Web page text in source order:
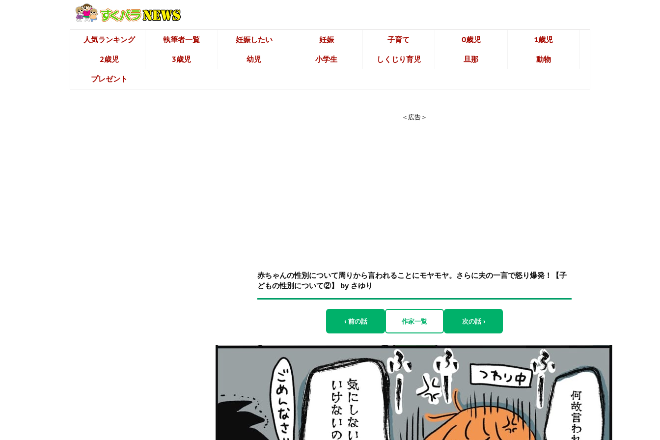
人気ランキング 執筆者一覧 妊娠したい 妊娠 子育て 0歳児 1歳児
2歳児 3歳児 幼児 小学生 しくじり育児 旦那 動物
プレゼント
＜広告＞
赤ちゃんの性別について周りから言われることにモヤモヤ。さらに夫の一言で怒り爆発！【子
どもの性別について②】 by さゆり
‹ 前の話 作家一覧 次の話 ›